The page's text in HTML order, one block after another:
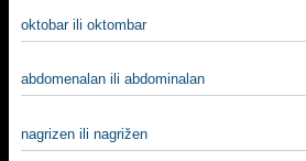
oktobar ili oktombar
abdomenalan ili abdominalan
nagrizen ili nagrižen